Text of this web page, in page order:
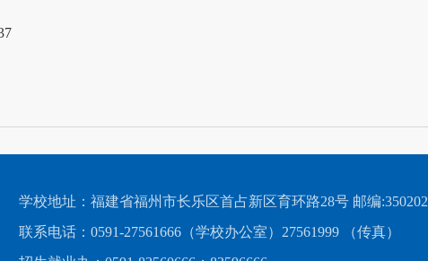
学校地址：福建省福州市长乐区首占新区育环路28号 邮编:350202
联系电话：0591-27561666（学校办公室）27561999 （传真）